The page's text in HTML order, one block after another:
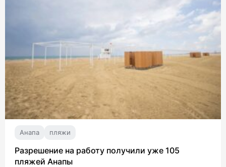
Анапа пляжи
Разрешение на работу получили уже 105
пляжей Анапы